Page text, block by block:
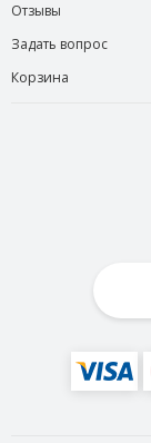
Отзывы
Задать вопрос
Корзина